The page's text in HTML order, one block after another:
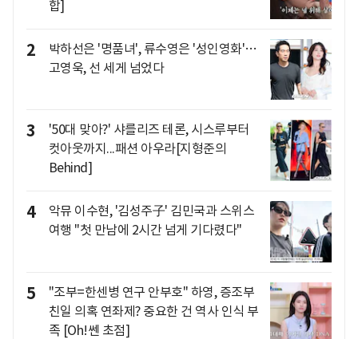
합]
2
박하선은 '명품녀', 류수영은 '성인영화'…
고영욱, 선 세게 넘었다
3
'50대 맞아?' 샤를리즈 테론, 시스루부터
컷아웃까지...패션 아우라[지형준의
Behind]
4
악뮤 이수현, '김성주子' 김민국과 스위스
여행 "첫 만남에 2시간 넘게 기다렸다"
5
"조부=한센병 연구 안부호" 하영, 증조부
친일 의혹 연좌제? 중요한 건 역사 인식 부
족 [Oh!쎈 초점]